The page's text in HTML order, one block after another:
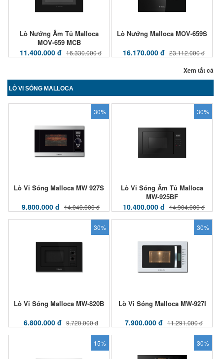
Lò Nướng Âm Tủ Malloca
MOV-659 MCB
11.400.000 đ 16.330.000 đ
Lò Nướng Malloca MOV-659S
16.170.000 đ 23.112.000 đ
Xem tất cả
LÒ VI SÓNG MALLOCA
30%
Lò Vi Sóng Malloca MW 927S
9.800.000 đ 14.040.000 đ
30%
Lò Vi Sóng Âm Tủ Malloca
MW-925BF
10.400.000 đ 14.904.000 đ
30%
Lò Vi Sóng Malloca MW-820B
6.800.000 đ 9.720.000 đ
30%
Lò Vi Sóng Malloca MW-927I
7.900.000 đ 11.291.000 đ
15% 30%